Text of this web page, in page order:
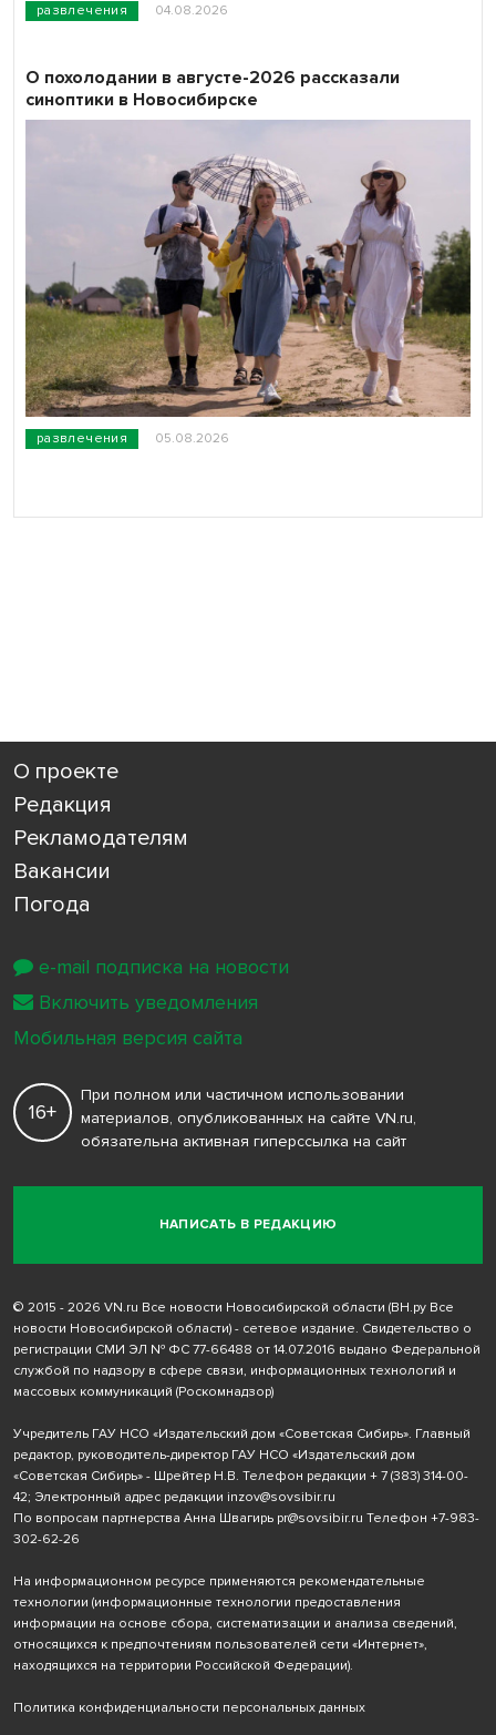
развлечения 04.08.2026
развлечения 05.08.2026
О похолодании в августе-2026 рассказали
синоптики в Новосибирске
О проекте
Редакция
Рекламодателям
Вакансии
Погода
НАПИСАТЬ В РЕДАКЦИЮ
16+
При полном или частичном использовании
материалов, опубликованных на сайте VN.ru,
обязательна активная гиперссылка на сайт
© 2015 - 2026 VN.ru Все новости Новосибирской области (ВН.ру Все
новости Новосибирской области) - сетевое издание. Свидетельство о
регистрации СМИ ЭЛ № ФС 77-66488 от 14.07.2016 выдано Федеральной
службой по надзору в сфере связи, информационных технологий и
массовых коммуникаций (Роскомнадзор)
Учредитель ГАУ НСО «Издательский дом «Советская Сибирь». Главный
редактор, руководитель-директор ГАУ НСО «Издательский дом
«Советская Сибирь» - Шрейтер Н.В. Телефон редакции + 7 (383) 314-00-
42; Электронный адрес редакции inzov@sovsibir.ru
По вопросам партнерства Анна Швагирь pr@sovsibir.ru Телефон +7-983-
302-62-26
На информационном ресурсе применяются рекомендательные
технологии (информационные технологии предоставления
информации на основе сбора, систематизации и анализа сведений,
относящихся к предпочтениям пользователей сети «Интернет»,
находящихся на территории Российской Федерации).
Политика конфиденциальности персональных данных
e-mail подписка на новости
Включить уведомления
Мобильная версия сайта